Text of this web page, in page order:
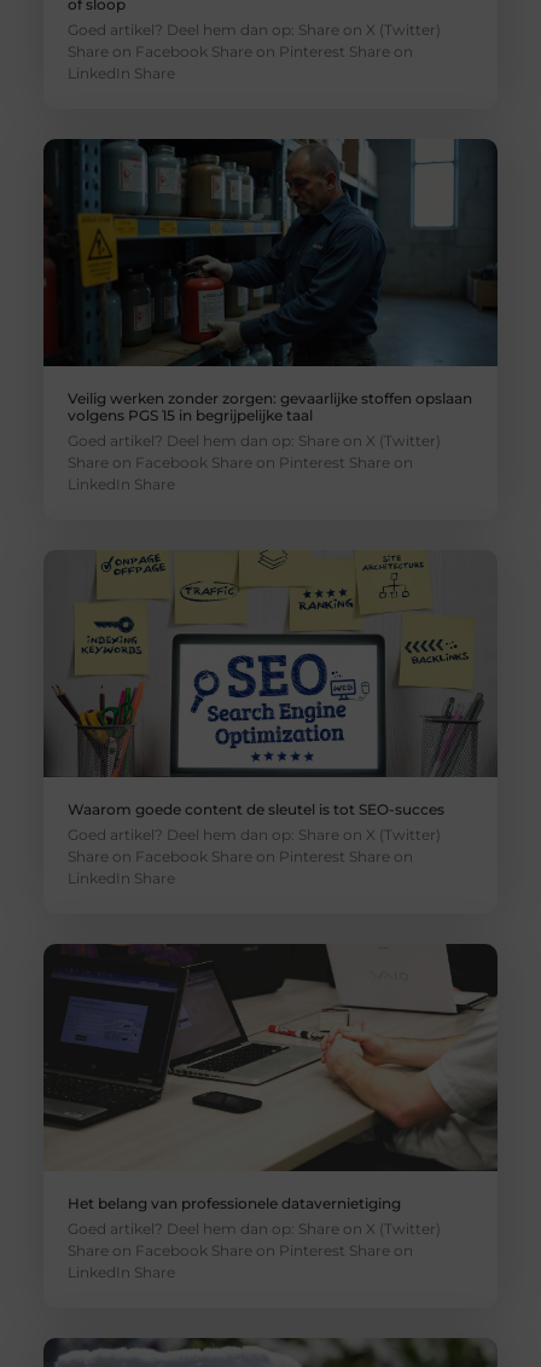
of sloop
Goed artikel? Deel hem dan op: Share on X (Twitter)
Share on Facebook Share on Pinterest Share on
LinkedIn Share
Veilig werken zonder zorgen: gevaarlijke stoffen opslaan
volgens PGS 15 in begrijpelijke taal
Goed artikel? Deel hem dan op: Share on X (Twitter)
Share on Facebook Share on Pinterest Share on
LinkedIn Share
Waarom goede content de sleutel is tot SEO-succes
Goed artikel? Deel hem dan op: Share on X (Twitter)
Share on Facebook Share on Pinterest Share on
LinkedIn Share
Het belang van professionele datavernietiging
Goed artikel? Deel hem dan op: Share on X (Twitter)
Share on Facebook Share on Pinterest Share on
LinkedIn Share